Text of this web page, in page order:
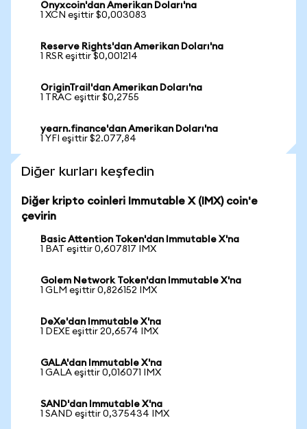
Onyxcoin'dan Amerikan Doları'na
1 XCN eşittir $0,003083
Reserve Rights'dan Amerikan Doları'na
1 RSR eşittir $0,001214
OriginTrail'dan Amerikan Doları'na
1 TRAC eşittir $0,2755
yearn.finance'dan Amerikan Doları'na
1 YFI eşittir $2.077,84
Diğer kurları keşfedin
Diğer kripto coinleri Immutable X (IMX) coin'e
çevirin
Basic Attention Token'dan Immutable X'na
1 BAT eşittir 0,607817 IMX
Golem Network Token'dan Immutable X'na
1 GLM eşittir 0,826152 IMX
DeXe'dan Immutable X'na
1 DEXE eşittir 20,6574 IMX
GALA'dan Immutable X'na
1 GALA eşittir 0,016071 IMX
SAND'dan Immutable X'na
1 SAND eşittir 0,375434 IMX